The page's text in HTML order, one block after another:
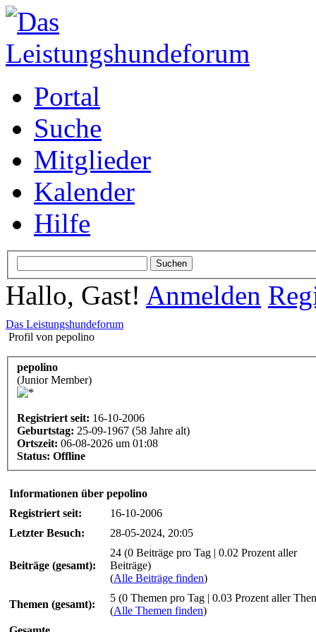
Portal
Suche
Mitglieder
Kalender
Hilfe
Hallo, Gast! Anmelden
Das Leistungshundeforum
Profil von pepolino
pepolino
(Junior Member)
Registriert seit: 16-10-2006
Geburtstag: 25-09-1967 (58 Jahre alt)
Ortszeit: 06-08-2026 um 01:08
Status: Offline
Informationen über pepolino
Registriert seit:
16-10-2006
Letzter Besuch:
28-05-2024, 20:05
Beiträge (gesamt):
24 (0 Beiträge pro Tag | 0.02 Prozent aller
Beiträge)
(Alle Beiträge finden)
Themen (gesamt):
5 (0 Themen pro Tag | 0.03 Prozent aller
(Alle Themen finden)